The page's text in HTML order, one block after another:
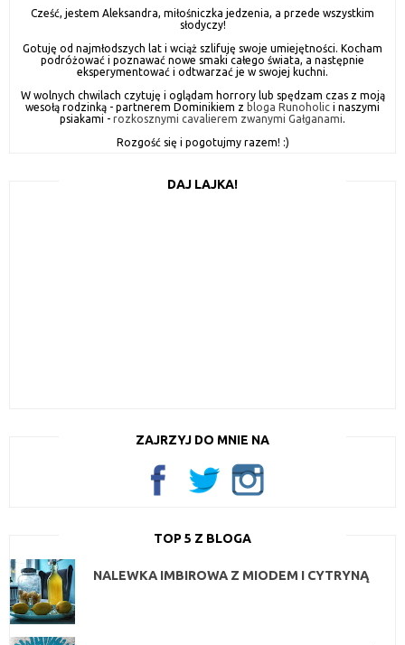
Cześć, jestem Aleksandra, miłośniczka jedzenia, a przede wszystkim
słodyczy!
Gotuję od najmłodszych lat i wciąż szlifuję swoje umiejętności. Kocham
podróżować i poznawać nowe smaki całego świata, a następnie
eksperymentować i odtwarzać je w swojej kuchni.
W wolnych chwilach czytuję i oglądam horrory lub spędzam czas z moją
wesołą rodzinką - partnerem Dominikiem z bloga Runoholic i naszymi
psiakami - rozkosznymi cavalierem zwanymi Gałganami.
Rozgość się i pogotujmy razem! :)
DAJ LAJKA!
ZAJRZYJ DO MNIE NA
TOP 5 Z BLOGA
NALEWKA IMBIROWA Z MIODEM I CYTRYNĄ